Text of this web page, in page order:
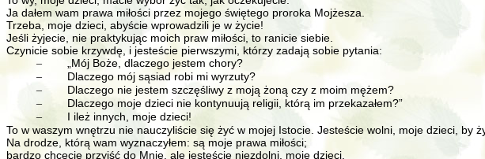
Ja dałem wam prawa miłości przez mojego świętego proroka Mojżesza.
Trzeba, moje dzieci, abyście wprowadzili je w życie!
Jeśli żyjecie, nie praktykując moich praw miłości, to ranicie siebie.
Czynicie sobie krzywdę, i jesteście pierwszymi, którzy zadają sobie pytania:
– „Mój Boże, dlaczego jestem chory?
– Dlaczego mój sąsiad robi mi wyrzuty?
– Dlaczego nie jestem szczęśliwy z moją żoną czy z moim mężem?
– Dlaczego moje dzieci nie kontynuują religii, którą im przekazałem?”
–
I ileż innych, moje dzieci!
To w waszym wnętrzu nie nauczyliście się żyć w mojej Istocie. Jesteście wolni, moje dzieci, by
Na drodze, którą wam wyznaczyłem: są moje prawa miłości;
bardzo chcecie przyjść do Mnie, ale jesteście niezdolni, moje dzieci.